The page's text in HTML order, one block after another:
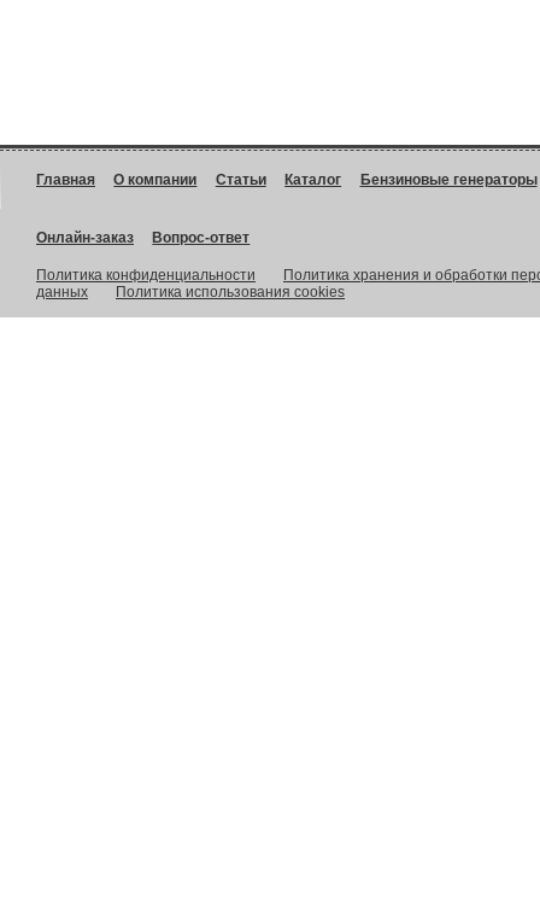
Главная О компании Статьи Каталог Бензиновые генераторы
Онлайн-заказ Вопрос-ответ
Политика конфиденциальности
Политика хранения и обработки
данных
Политика использования cookies